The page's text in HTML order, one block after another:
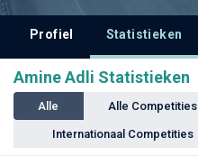
Profiel Statistieken
Amine Adli Statistieken
Alle Alle Competities
Internationaal Competities